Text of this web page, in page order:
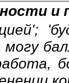
и
могу